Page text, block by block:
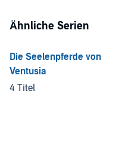
Ähnliche Serien
Die Seelenpferde von
Ventusia
4 Titel